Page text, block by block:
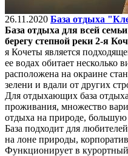
26.11.2020 База отдыха
База отдыха для всей
берегу степной реки 2-я
я Кочеты является
ее водах обитает несколько
расположена на окраине
зелени и вдали от других
Для отдыхающих база
проживания, множество
отдыха на природе,
База подходит для
на лоне природы,
Функционирует в